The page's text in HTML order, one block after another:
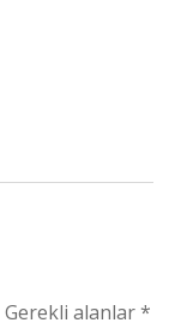
Gerekli alanlar*